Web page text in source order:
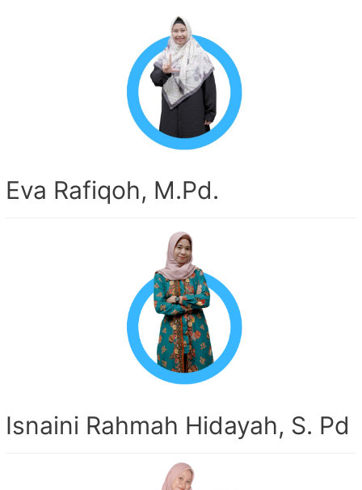
Eva Rafiqoh, M.Pd.
Isnaini Rahmah Hidayah, S. Pd